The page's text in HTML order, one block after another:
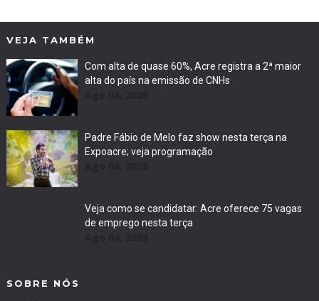
VEJA TAMBÉM
Com alta de quase 60%, Acre registra a 2ª maior
alta do país na emissão de CNHs
Padre Fábio de Melo faz show nesta terça na
Expoacre; veja programação
Veja como se candidatar: Acre oferece 75 vagas
de emprego nesta terça
SOBRE NÓS